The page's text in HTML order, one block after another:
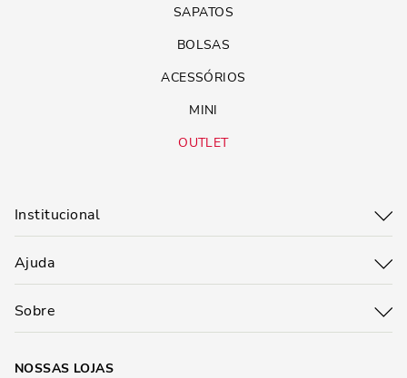
SAPATOS
BOLSAS
ACESSÓRIOS
MINI
OUTLET
Institucional
Ajuda
Sobre
NOSSAS LOJAS